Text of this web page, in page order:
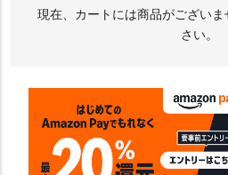
現在、カートには商品がござい
さい。